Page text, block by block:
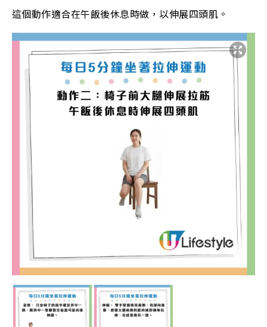
這個動作適合在午飯後休息時做，以伸展四頭肌。